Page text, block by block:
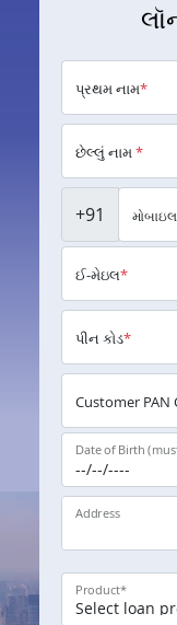
પ્રથમ નામ*
છેલ્લું નામ*
+91
ઈ-મેઇલ*
પીન કોડ*
Customer PAN
Date of Birth
Address
Product*